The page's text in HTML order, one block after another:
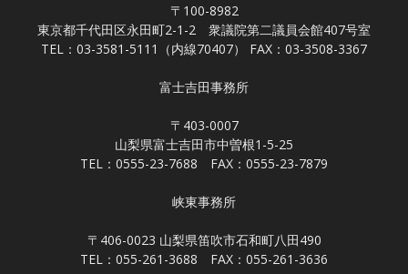
〒100-8982
東京都千代田区永田町2-1-2 衆議院第二議員会館407号室
TEL：03-3581-5111（内線70407） FAX：03-3508-3367
富士吉田事務所
〒403-0007
山梨県富士吉田市中曽根1-5-25
TEL：0555-23-7688 FAX：0555-23-7879
峡東事務所
〒406-0023 山梨県笛吹市石和町八田490
TEL：055-261-3688 FAX：055-261-3636